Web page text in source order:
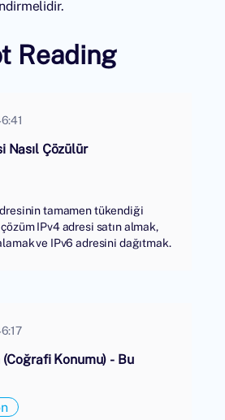
Reading
Nasıl Çözülür
tamamen tükendiği
IPv4 adresi satın almak,
ve IPv6 adresini dağıtmak.
Konumu) - Bu